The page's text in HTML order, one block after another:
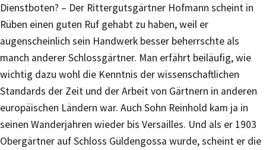
Dienstboten? – Der Rittergutsgärtner Hofmann scheint in
Rüben einen guten Ruf gehabt zu haben, weil er
augenscheinlich sein Handwerk besser beherrschte als
manch anderer Schlossgärtner. Man erfährt beiläufig, wie
wichtig dazu wohl die Kenntnis der wissenschaftlichen
Standards der Zeit und der Arbeit von Gärtnern in anderen
europäischen Ländern war. Auch Sohn Reinhold kam ja in
seinen Wanderjahren wieder bis Versailles. Und als er 1903
Obergärtner auf Schloss Güldengossa wurde, scheint er die